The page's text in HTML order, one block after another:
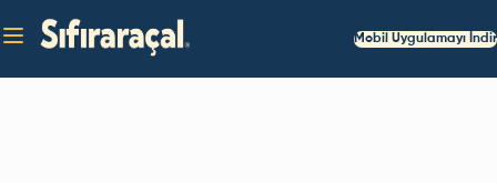
Mobil Uygulamayı İndir